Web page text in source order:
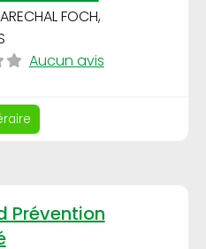
FOCH,
Aucun avis
Prévention